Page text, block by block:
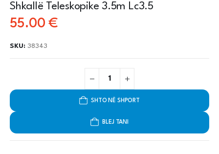
Shkallë Teleskopike 3.5m Lc3.5
55.00€
SKU: 38343
SHTO NË SHPORT
BLEJ TANI